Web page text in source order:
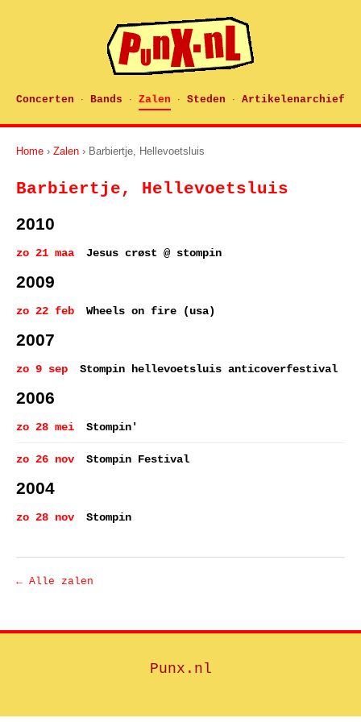
Concerten · Bands · Zalen · Steden · Artikelenarchief
Home › Zalen › Barbiertje, Hellevoetsluis
Barbiertje, Hellevoetsluis
2010
zo 21 maa Jesus crøst @ stompin
2009
zo 22 feb Wheels on fire (usa)
2007
zo 9 sep Stompin hellevoetsluis anticoverfestival
2006
zo 28 mei Stompin'
zo 26 nov Stompin Festival
2004
zo 28 nov Stompin
← Alle zalen
Punx.nl